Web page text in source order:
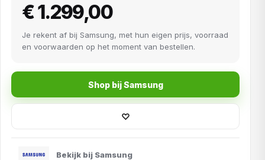
€ 1.299,00
Je rekent af bij Samsung, met hun eigen prijs, voorraad
en voorwaarden op het moment van bestellen.
Shop bij Samsung
♡
Bekijk bij Samsung